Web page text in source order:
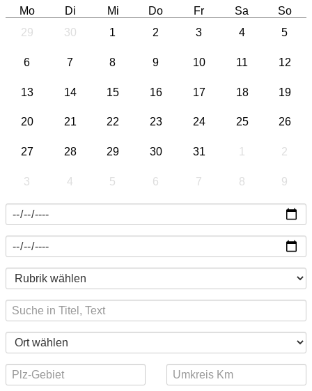
Mo Di Mi Do Fr Sa
So
29
30 1 2 3 4 5
6 7 8 9 10 11 12
13 14 15 16 17 18 19
20 21 22 23 24 25 26
27 28 29 30 31 1 2
3 4 5 6 7 8 9